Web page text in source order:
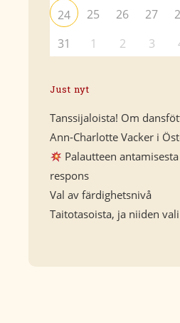
24
25 26 27
31
1 2 3
Just nyt
Tanssijaloista! Om
Ann-Charlotte Vacker i
Palautteen
respons
Val av färdighetsnivå
Taitotasoista, ja niiden